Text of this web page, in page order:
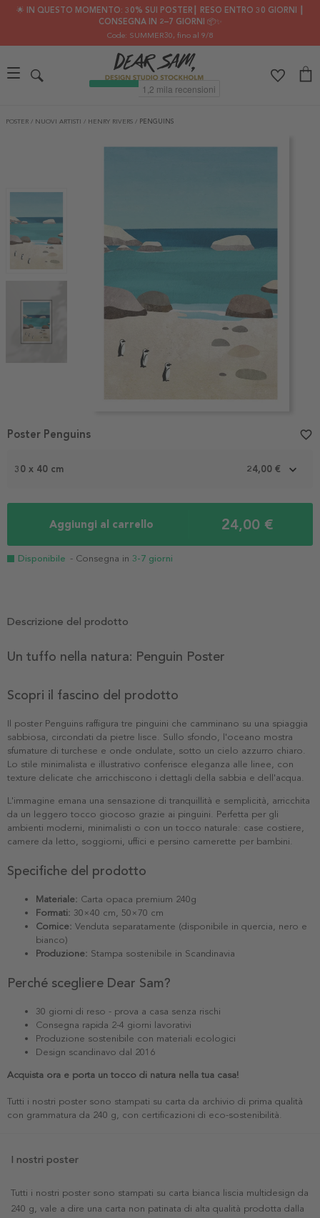
🌟 IN QUESTO MOMENTO: 30% SUI POSTER┃ RESO ENTRO 30 GIORNI ┃
CONSEGNA IN 2–7 GIORNI 📦✨
Code: SUMMER30, fino al 9/8
POSTER / NUOVI ARTISTI / HENRY RIVERS / PENGUINS
1
30 x 40 cm 24,00 €
Aggiungi al carrello 24,00 €
Disponibile - Consegna in 3-7 giorni
Poster Penguins favorite_border
Descrizione del prodotto
Un tuffo nella natura: Penguin Poster
Scopri il fascino del prodotto
Il poster Penguins raffigura tre pinguini che camminano su una spiaggia
sabbiosa, circondati da pietre lisce. Sullo sfondo, l'oceano mostra
sfumature di turchese e onde ondulate, sotto un cielo azzurro chiaro.
Lo stile minimalista e illustrativo conferisce eleganza alle linee, con
texture delicate che arricchiscono i dettagli della sabbia e dell'acqua.
L'immagine emana una sensazione di tranquillità e semplicità, arricchita
da un leggero tocco giocoso grazie ai pinguini. Perfetta per gli
ambienti moderni, minimalisti o con un tocco naturale: case costiere,
camere da letto, soggiorni, uffici e persino camerette per bambini.
Specifiche del prodotto
Materiale: Carta opaca premium 240g
Formati: 30×40 cm, 50×70 cm
Cornice: Venduta separatamente (disponibile in quercia, nero e
bianco)
Produzione: Stampa sostenibile in Scandinavia
Perché scegliere Dear Sam?
30 giorni di reso - prova a casa senza rischi
Consegna rapida 2-4 giorni lavorativi
Produzione sostenibile con materiali ecologici
Design scandinavo dal 2016
Acquista ora e porta un tocco di natura nella tua casa!
Tutti i nostri poster sono stampati su carta da archivio di prima qualità
con grammatura da 240 g, con certificazioni di eco-sostenibilità.
I nostri poster
Tutti i nostri poster sono stampati su carta bianca liscia multidesign da
240 g, vale a dire una carta non patinata di alta qualità prodotta dalla